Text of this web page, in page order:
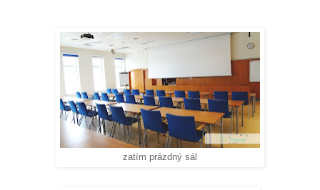
zatím prázdný sál